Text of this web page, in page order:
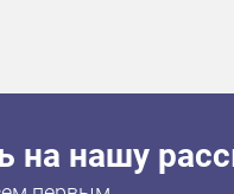
на нашу